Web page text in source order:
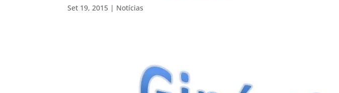
Set 19, 2015 | Notícias